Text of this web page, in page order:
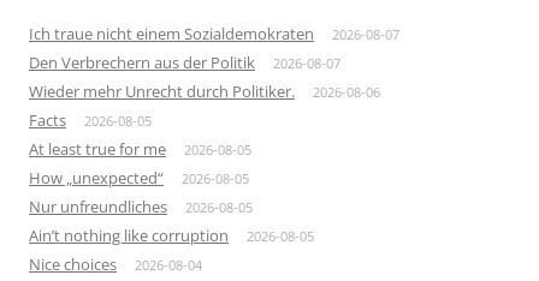
Ich traue nicht einem Sozialdemokraten 2026-08-07
Den Verbrechern aus der Politik 2026-08-07
Wieder mehr Unrecht durch Politiker. 2026-08-06
Facts 2026-08-05
At least true for me 2026-08-05
How „unexpected“ 2026-08-05
Nur unfreundliches 2026-08-05
Ain’t nothing like corruption 2026-08-05
Nice choices 2026-08-04